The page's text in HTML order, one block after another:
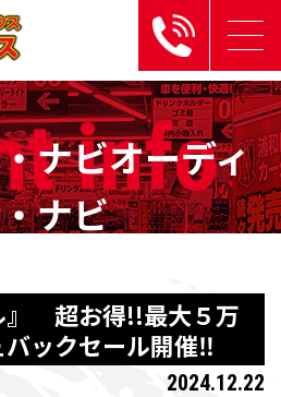
info
ナビオーディ
ナビ
』 超お得!!最大５万
ックセール開催‼
2024.12.22